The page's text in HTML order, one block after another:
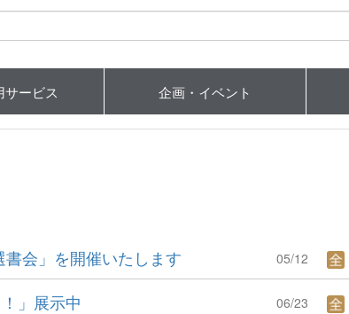
ービス 企画・イベント
書会」を開催いたします 05/12
」展示中 06/23